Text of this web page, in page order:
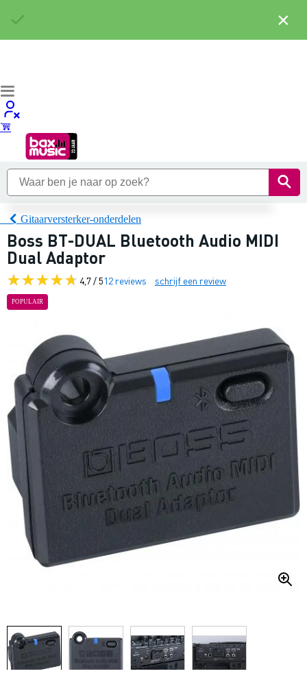
Gitaarversterker-onderdelen
Boss BT-DUAL Bluetooth Audio MIDI
Dual Adaptor
4,7 / 512 reviews schrijf een review
POPULAIR
×